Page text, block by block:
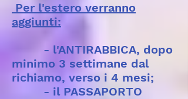
Per l'estero verranno
aggiunti:
- l'ANTIRABBICA, dopo
minimo 3 settimane dal
richiamo, verso i 4 mesi;
- il PASSAPORTO